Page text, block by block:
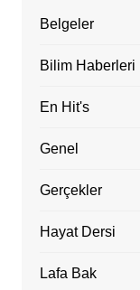
Belgeler
Bilim Haberleri
En Hit's
Genel
Gerçekler
Hayat Dersi
Lafa Bak